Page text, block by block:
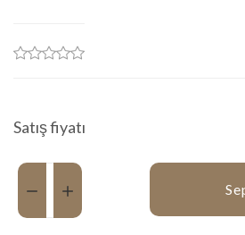
Satış fiyatı
Miktar: